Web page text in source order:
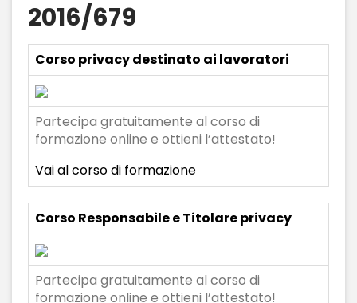
2016/679
Corso privacy destinato ai lavoratori
Partecipa gratuitamente al corso di
formazione online e ottieni l’attestato!
Vai al corso di formazione
Corso Responsabile e Titolare privacy
Partecipa gratuitamente al corso di
formazione online e ottieni l’attestato!